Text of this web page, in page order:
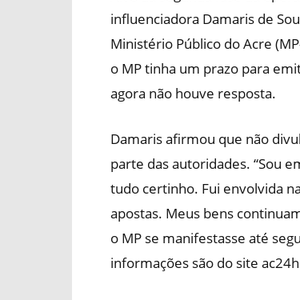
influenciadora Damaris de
Ministério Público do Acre
o MP tinha um prazo para
agora não houve resposta.
Damaris afirmou que não
parte das autoridades. “Sou
tudo certinho. Fui envolvida
apostas. Meus bens
o MP se manifestasse até
informações são do site